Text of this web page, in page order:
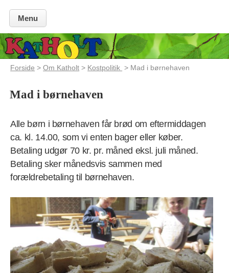
Menu
Forside >Om Katholt > Kostpolitik > Mad i børnehaven
Mad i børnehaven
Alle børn i børnehaven får brød om eftermiddagen
ca. kl. 14.00, som vi enten bager eller køber.
Betaling udgør 70 kr. pr. måned eksl. juli måned.
Betaling sker månedsvis sammen med
forældrebetaling til børnehaven.